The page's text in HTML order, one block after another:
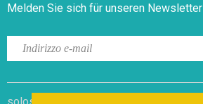
Melden Sie sich für unseren Newsletter